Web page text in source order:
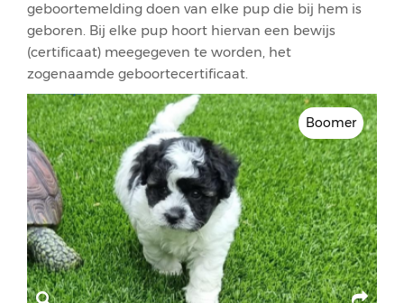
geboortemelding doen van elke pup die bij hem is
geboren. Bij elke pup hoort hiervan een bewijs
(certificaat) meegegeven te worden, het
zogenaamde geboortecertificaat.
Boomer